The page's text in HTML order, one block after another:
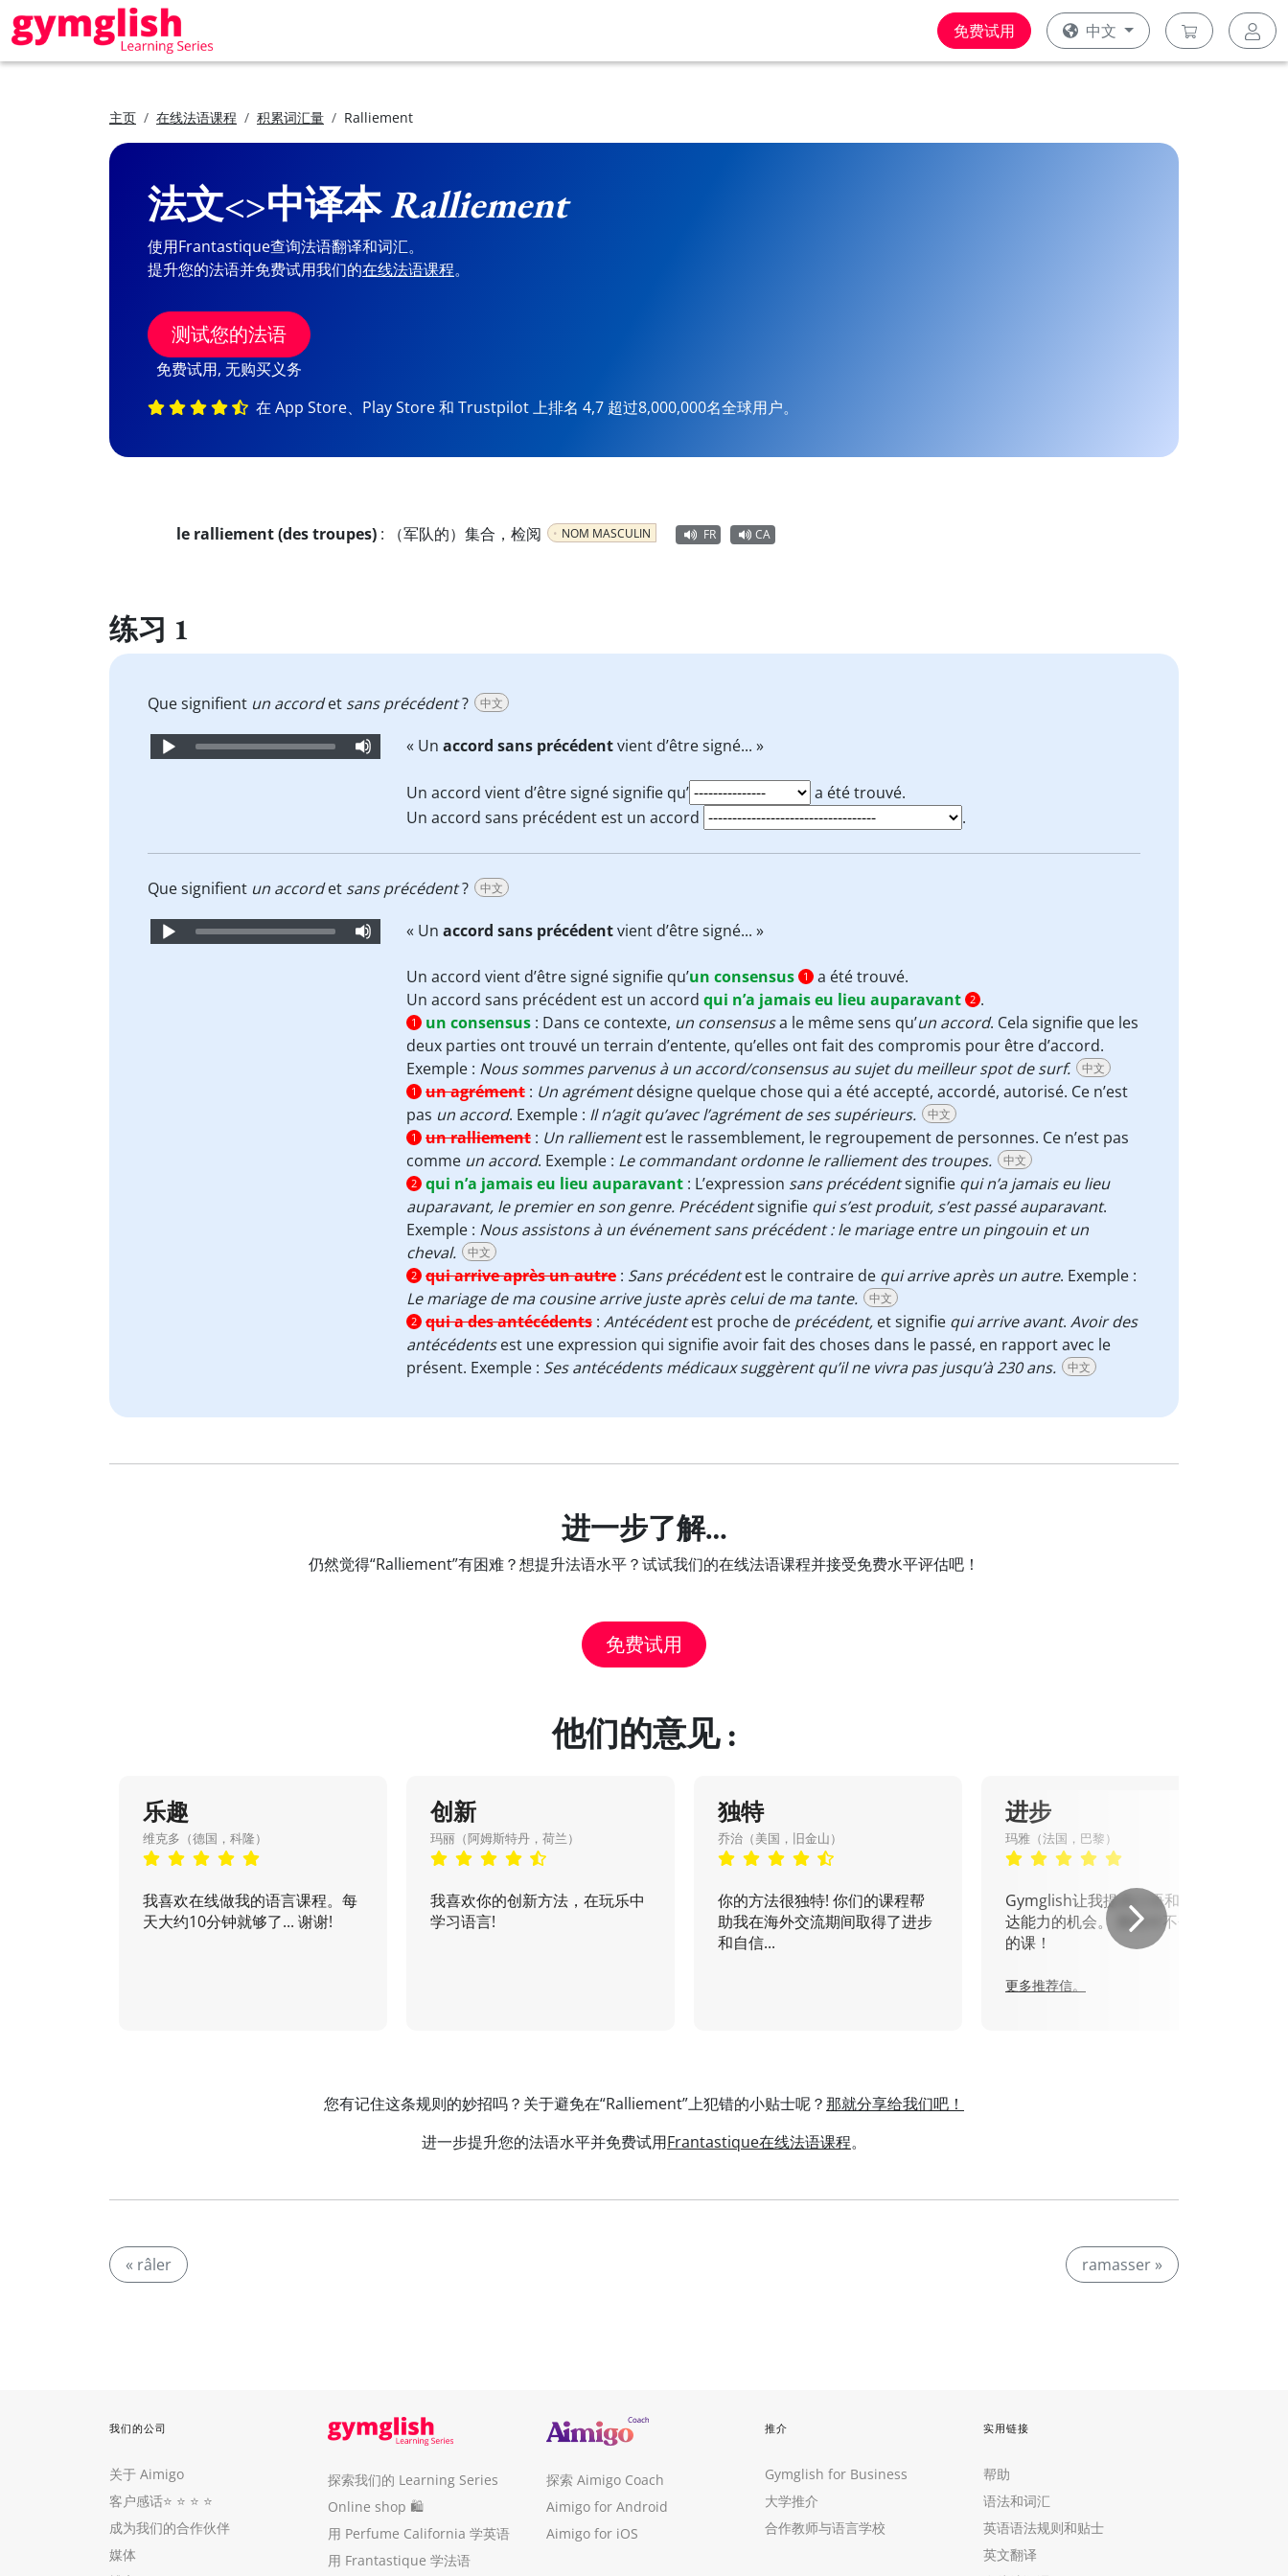
免费试用 中文
主页 在线法语课程 积累词汇量 Ralliement
法文<>中译本Ralliement
使用Frantastique查询法语翻译和词汇。
提升您的法语并免费试用我们的在线法语课程。
测试您的法语
免费试用, 无购买义务
在 App Store、Play Store 和 Trustpilot 上排名 4,7 超过8,000,000名全球用户。
le ralliement (des troupes) : （军队的）集合，检阅 NOM MASCULIN FR CA
练习 1
Que signifient un accordet sans précédent? 中文
Audio
« Un accord sans précédentvient d’être signé... »
Un accord vient d’être signé signifie qu’
a été trouvé.
Un accord sans précédent est un accord
.
Que signifient un accordet sans précédent? 中文
Audio
« Un accord sans précédentvient d’être signé... »
Un accord vient d’être signé signifie qu’un consensus 1
a été trouvé.
Un accord sans précédent est un accord qui n’a jamais eu lieu auparavant 2 .
1 un consensus : Dans ce contexte, un consensusa le même sens qu’un accord. Cela signifie que les
deux parties ont trouvé un terrain d’entente, qu’elles ont fait des compromis pour être d’accord.
Exemple : Nous sommes parvenus à un accord/consensus au sujet du meilleur spot de surf. 中文
1 un agrément : Un agrémentdésigne quelque chose qui a été accepté, accordé, autorisé. Ce n’est
pas un accord. Exemple : Il n’agit qu’avec l’agrément de ses supérieurs. 中文
1 un ralliement : Un ralliementest le rassemblement, le regroupement de personnes. Ce n’est pas
comme un accord. Exemple : Le commandant ordonne le ralliement des troupes. 中文
2 qui n’a jamais eu lieu auparavant : L’expression sans précédentsignifie qui n’a jamais eu lieu
auparavant, le premier en son genre. Précédentsignifie qui s’est produit, s’est passé auparavant.
Exemple : Nous assistons à un événement sans précédent : le mariage entre un pingouin et un
cheval. 中文
2 qui arrive après un autre : Sans précédentest le contraire de qui arrive après un autre. Exemple :
Le mariage de ma cousine arrive juste après celui de ma tante.
中文
2 qui a des antécédents : Antécédentest proche de précédent, et signifie qui arrive avant. Avoir des
antécédentsest une expression qui signifie avoir fait des choses dans le passé, en rapport avec le
présent. Exemple : Ses antécédents médicaux suggèrent qu’il ne vivra pas jusqu’à 230 ans. 中文
进一步了解…
仍然觉得“Ralliement”有困难？想提升法语水平？试试我们的在线法语课程并接受免费水平评估吧！
免费试用
他们的意见 :
乐趣
维克多（德国，科隆）
我喜欢在线做我的语言课程。每
天大约10分钟就够了... 谢谢!
创新
玛丽（阿姆斯特丹，荷兰）
我喜欢你的创新方法，在玩乐中
学习语言!
独特
乔治（美国，旧金山）
你的方法很独特! 你们的课程帮
助我在海外交流期间取得了进步
和自信...
进步
玛雅（法国，巴黎）
Gymglish让我提高口语和书面表
达能力的机会。 我绝对不会错过
的课！
更多推荐信。
您有记住这条规则的妙招吗？关于避免在“Ralliement”上犯错的小贴士呢？那就分享给我们吧！
进一步提升您的法语水平并免费试用Frantastique在线法语课程。
« râler ramasser »
我们的公司
关于 Aimigo
客户感话⭐️ ⭐️ ⭐️ ⭐️
成为我们的合作伙伴
媒体
探索我们的 Learning Series
Online shop 🛍
用 Perfume California 学英语
用 Frantastique 学法语
探索 Aimigo Coach
Aimigo for Android
Aimigo for iOS
推介
Gymglish for Business
大学推介
合作教师与语言学校
实用链接
帮助
语法和词汇
英语语法规则和贴士
英文翻译